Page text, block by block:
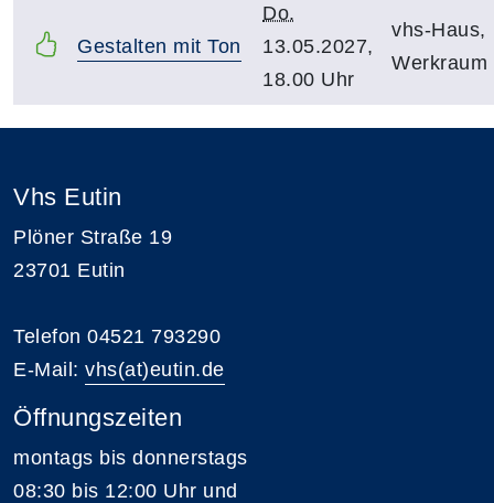
Gestalten mit Ton
Do.
13.05.2027,
18.00 Uhr
vhs-Haus,
Werkraum
Vhs Eutin
Plöner Straße 19
23701 Eutin
Telefon 04521 793290
E-Mail: vhs(at)eutin.de
Öffnungszeiten
montags bis donnerstags
08:30 bis 12:00 Uhr und